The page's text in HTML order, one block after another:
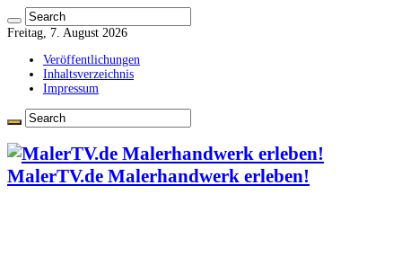
Freitag, 7. August 2026
Veröffentlichungen
Inhaltsverzeichnis
Impressum
MalerTV.de Malerhandwerk erleben!